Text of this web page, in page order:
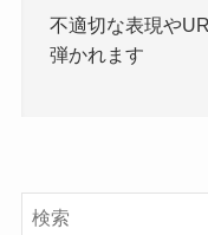
不適切な表現や
弾かれます